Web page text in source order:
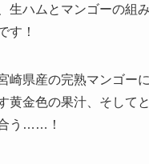
生ハムとマンゴーの組
す！
崎県産の完熟マンゴー
黄金色の果汁、そして
う……！